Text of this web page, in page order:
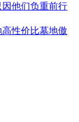
他们负重前行
性价比墓地傲